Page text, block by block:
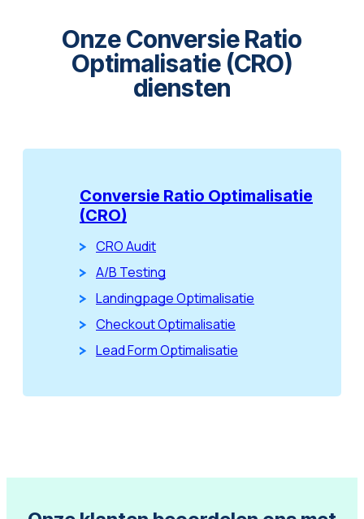
Onze Conversie Ratio
Optimalisatie (CRO)
diensten
Conversie Ratio Optimalisatie
(CRO)
CRO Audit
A/B Testing
Landingpage Optimalisatie
Checkout Optimalisatie
Lead Form Optimalisatie